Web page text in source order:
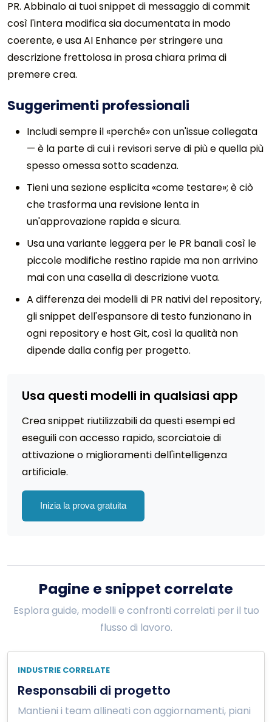
PR. Abbinalo ai tuoi snippet di messaggio di commit
così l'intera modifica sia documentata in modo
coerente, e usa AI Enhance per stringere una
descrizione frettolosa in prosa chiara prima di
premere crea.
Suggerimenti professionali
Includi sempre il «perché» con un'issue collegata
— è la parte di cui i revisori serve di più e quella più
spesso omessa sotto scadenza.
Tieni una sezione esplicita «come testare»; è ciò
che trasforma una revisione lenta in
un'approvazione rapida e sicura.
Usa una variante leggera per le PR banali così le
piccole modifiche restino rapide ma non arrivino
mai con una casella di descrizione vuota.
A differenza dei modelli di PR nativi del repository,
gli snippet dell'espansore di testo funzionano in
ogni repository e host Git, così la qualità non
dipende dalla config per progetto.
Usa questi modelli in qualsiasi app
Crea snippet riutilizzabili da questi esempi ed
eseguili con accesso rapido, scorciatoie di
attivazione o miglioramenti dell'intelligenza
artificiale.
Inizia la prova gratuita
Pagine e snippet correlate
Esplora guide, modelli e confronti correlati per il tuo
flusso di lavoro.
INDUSTRIE CORRELATE
Responsabili di progetto
Mantieni i team allineati con aggiornamenti, piani